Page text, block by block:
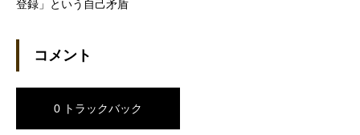
登録」という自己矛盾
コメント
0 トラックバック